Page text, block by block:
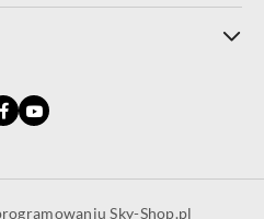
Sky-Shop.pl